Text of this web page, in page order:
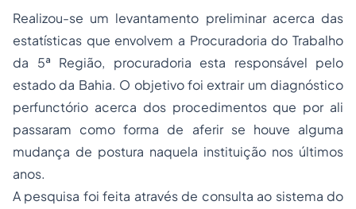
Realizou-se um levantamento preliminar acerca das
estatísticas que envolvem a Procuradoria do Trabalho
da 5ª Região, procuradoria esta responsável pelo
estado da Bahia. O objetivo foi extrair um diagnóstico
perfunctório acerca dos procedimentos que por ali
passaram como forma de aferir se houve alguma
mudança de postura naquela instituição nos últimos
anos.
A pesquisa foi feita através de consulta ao sistema do